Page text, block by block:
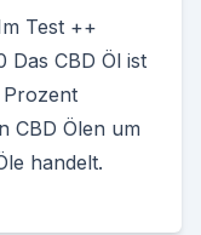
Test ++
Das CBD Öl ist
CBD Ölen um
handelt.